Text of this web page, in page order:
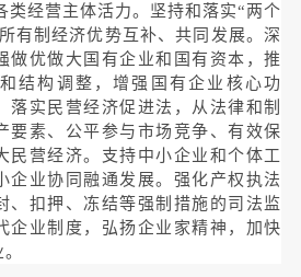
类经营主体活力。坚持和落实“两个
有制经济优势互补、共同发展。深
做优做大国有企业和国有资本，推
结构调整，增强国有企业核心功
落实民营经济促进法，从法律和制
要素、公平参与市场竞争、有效保
民营经济。支持中小企业和个体工
企业协同融通发展。强化产权执法
、扣押、冻结等强制措施的司法监
企业制度，弘扬企业家精神，加快